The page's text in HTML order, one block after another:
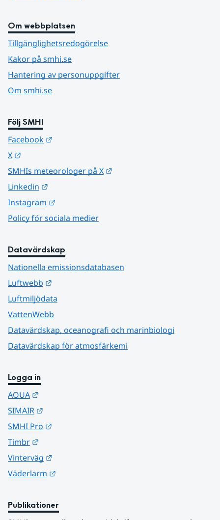
Om webbplatsen
Tillgänglighetsredogörelse
Kakor på smhi.se
Hantering av personuppgifter
Om smhi.se
Följ SMHI
Facebook
X
SMHIs meteorologer på X
Linkedin
Instagram
Policy för sociala medier
Datavärdskap
Nationella emissionsdatabasen
Luftwebb
Luftmiljödata
VattenWebb
Datavärdskap, oceanografi och marinbiologi
Datavärdskap för atmosfärkemi
Logga in
AQUA
SIMAIR
SMHI Pro
Timbr
Vinterväg
Väderlarm
Publikationer